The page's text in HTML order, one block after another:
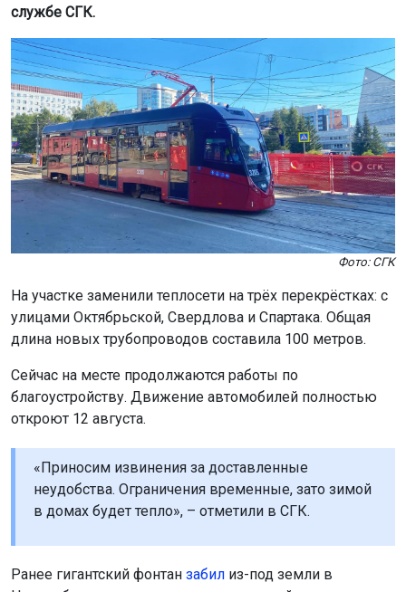
службе СГК.
Фото: СГК
На участке заменили теплосети на трёх перекрёстках: с
улицами Октябрьской, Свердлова и Спартака. Общая
длина новых трубопроводов составила 100 метров.
Сейчас на месте продолжаются работы по
благоустройству. Движение автомобилей полностью
откроют 12 августа.
«Приносим извинения за доставленные
неудобства. Ограничения временные, зато зимой
в домах будет тепло», – отметили в СГК.
Ранее гигантский фонтан забил из-под земли в